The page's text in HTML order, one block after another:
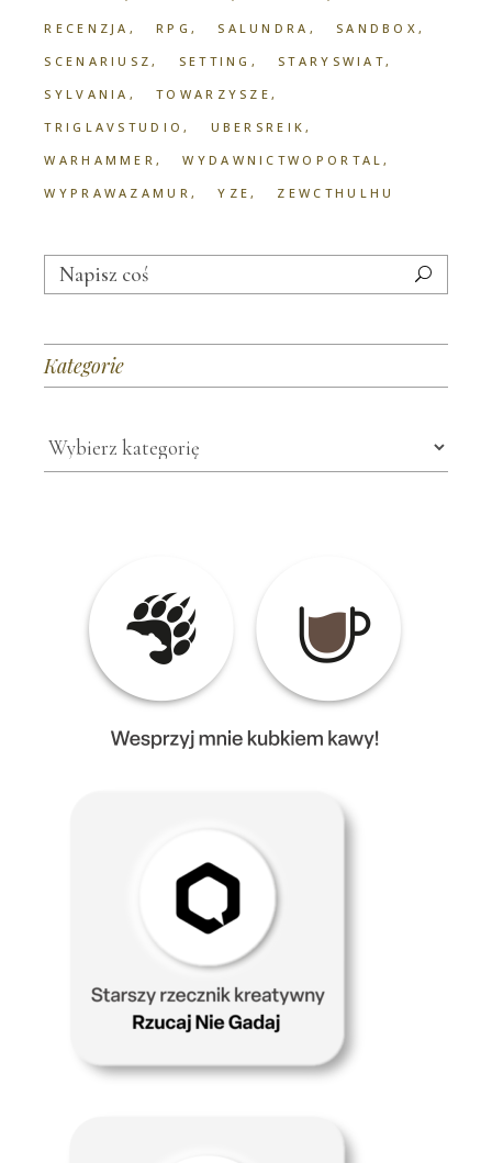
RECENZJA
RPG SALUNDRA
SANDBOX
SCENARIUSZ
SETTING
STARYSWIAT
SYLVANIA
TOWARZYSZE
TRIGLAVSTUDIO
UBERSREIK
WARHAMMER
WYDAWNICTWOPORTAL
WYPRAWAZAMUR
YZE ZEWCTHULHU
Search
for:
Kategorie